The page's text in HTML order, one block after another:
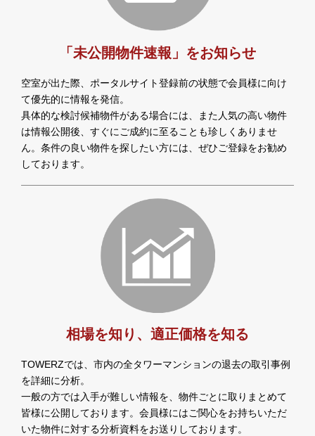
「未公開物件速報」をお知らせ
空室が出た際、ポータルサイト登録前の状態で会員様に向け
て優先的に情報を発信。
具体的な検討候補物件がある場合には、また人気の高い物件
は情報公開後、すぐにご成約に至ることも珍しくありませ
ん。条件の良い物件を探したい方には、ぜひご登録をお勧め
しております。
相場を知り、適正価格を知る
TOWERZでは、市内の全タワーマンションの退去の取引事例
を詳細に分析。
一般の方では入手が難しい情報を、物件ごとに取りまとめて
皆様に公開しております。会員様にはご関心をお持ちいただ
いた物件に対する分析資料をお送りしております。